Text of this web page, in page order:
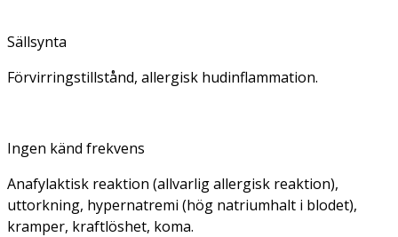
Sällsynta
Förvirringstillstånd, allergisk hudinflammation.
Ingen känd frekvens
Anafylaktisk reaktion (allvarlig allergisk reaktion),
uttorkning, hypernatremi (hög natriumhalt i blodet),
kramper, kraftlöshet, koma.